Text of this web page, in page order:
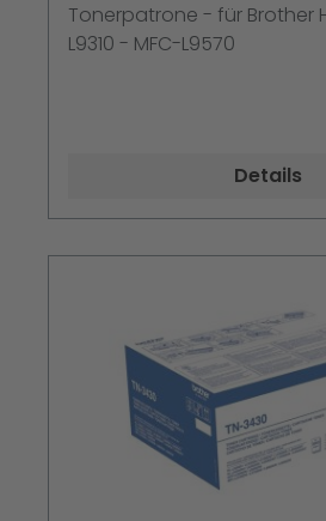
Tonerpatrone - für Brother
L9310 - MFC-L9570
Details